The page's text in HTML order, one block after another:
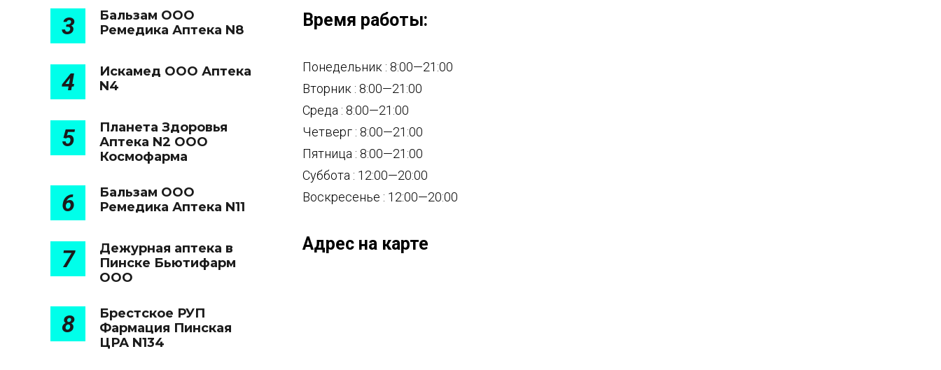
Время работы:
Понедельник : 8:00—21:00
Вторник : 8:00—21:00
Среда : 8:00—21:00
Четверг : 8:00—21:00
Пятница : 8:00—21:00
Суббота : 12:00—20:00
Воскресенье : 12:00—20:00
Адрес на карте
3
Бальзам ООО
Ремедика Аптека N8
4
Искамед ООО Аптека
N4
5
Планета Здоровья
Аптека N2 ООО
Космофарма
6
Бальзам ООО
Ремедика Аптека N11
7
Дежурная аптека в
Пинске Бьютифарм
ООО
8
Брестское РУП
Фармация Пинская
ЦРА N134